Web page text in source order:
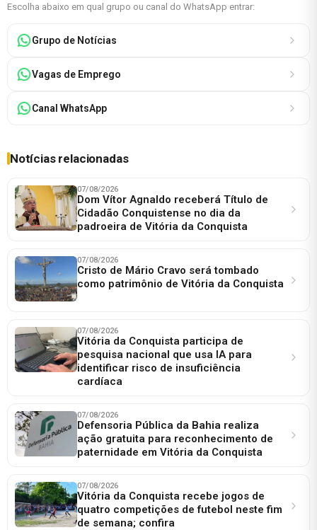
Escolha abaixo em qual grupo ou canal do WhatsApp entrar:
Grupo de Notícias
Vagas de Emprego
Canal WhatsApp
Notícias relacionadas
07/08/2026
Dom Vítor Agnaldo receberá Título de
Cidadão Conquistense no dia da
padroeira de Vitória da Conquista
07/08/2026
Cristo de Mário Cravo será tombado
como patrimônio de Vitória da Conquista
07/08/2026
Vitória da Conquista participa de
pesquisa nacional que usa IA para
identificar risco de insuficiência
cardíaca
07/08/2026
Defensoria Pública da Bahia realiza
ação gratuita para reconhecimento de
paternidade em Vitória da Conquista
07/08/2026
Vitória da Conquista recebe jogos de
quatro competições de futebol neste fim
de semana; confira